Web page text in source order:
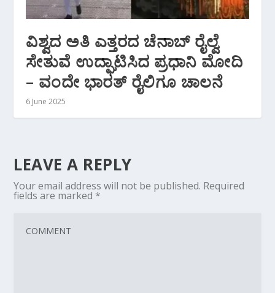
ವಿಶ್ವದ ಅತಿ ಎತ್ತರದ ಚೆನಾಬ್‌ ರೈಲ್ವೆ
ಸೇತುವೆ ಉದ್ಘಾಟಿಸಿದ ಪ್ರಧಾನಿ ಮೋದಿ
– ವಂದೇ ಭಾರತ್ ರೈಲಿಗೂ ಚಾಲನೆ
6 June 2025
LEAVE A REPLY
Your email address will not be published. Required
fields are marked *